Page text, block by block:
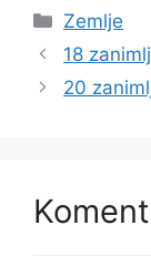
Kategorije
Zemlje
18
20